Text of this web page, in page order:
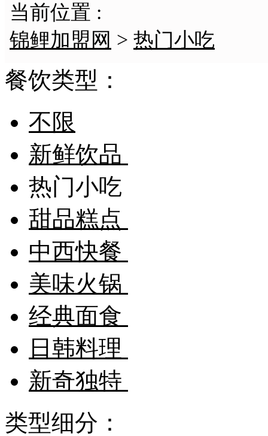
当前位置 :
锦鲤加盟网 > 热门小吃
餐饮类型：
不限
新鲜饮品
热门小吃
甜品糕点
中西快餐
美味火锅
经典面食
日韩料理
新奇独特
类型细分：